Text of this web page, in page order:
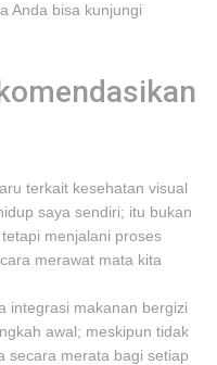
Anda bisa kunjungi
terkait kesehatan visual
saya sendiri; itu bukan
menjalani proses
merawat mata kita
integrasi makanan bergizi
awal; meskipun tidak
secara merata bagi setiap